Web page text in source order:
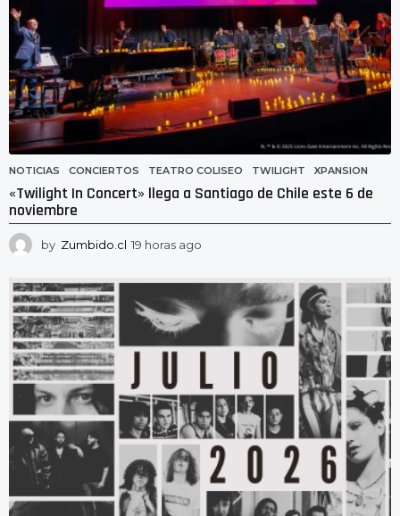
NOTICIAS CONCIERTOS ,TEATRO COLISEO ,TWILIGHT ,XPANSION
«Twilight In Concert» llega a Santiago de Chile este 6 de
noviembre
by Zumbido.cl 19 horas ago
r
s
g
o